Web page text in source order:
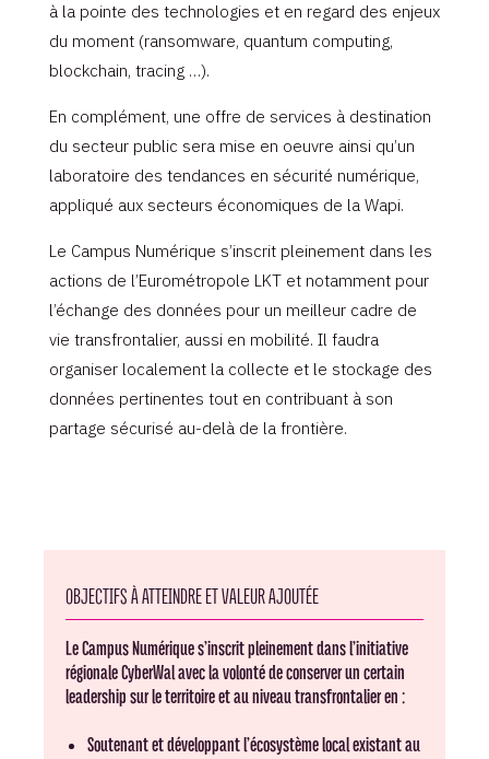
à la pointe des technologies et en regard des enjeux
du moment (ransomware, quantum computing,
blockchain, tracing …).
En complément, une offre de services à destination
du secteur public sera mise en oeuvre ainsi qu’un
laboratoire des tendances en sécurité numérique,
appliqué aux secteurs économiques de la Wapi.
Le Campus Numérique s’inscrit pleinement dans les
actions de l’Eurométropole LKT et notamment pour
l’échange des données pour un meilleur cadre de
vie transfrontalier, aussi en mobilité. Il faudra
organiser localement la collecte et le stockage des
données pertinentes tout en contribuant à son
partage sécurisé au-delà de la frontière.
OBJECTIFS À ATTEINDRE ET VALEUR AJOUTÉE
Le Campus Numérique s’inscrit pleinement dans l’initiative
régionale CyberWal avec la volonté de conserver un certain
leadership sur le territoire et au niveau transfrontalier en :
Soutenant et développant l’écosystème local existant au